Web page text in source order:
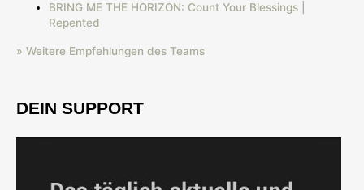
BRING ME THE HORIZON: Count Your Blessings |
Repented
» Weitere Empfehlungen des Teams
DEIN SUPPORT